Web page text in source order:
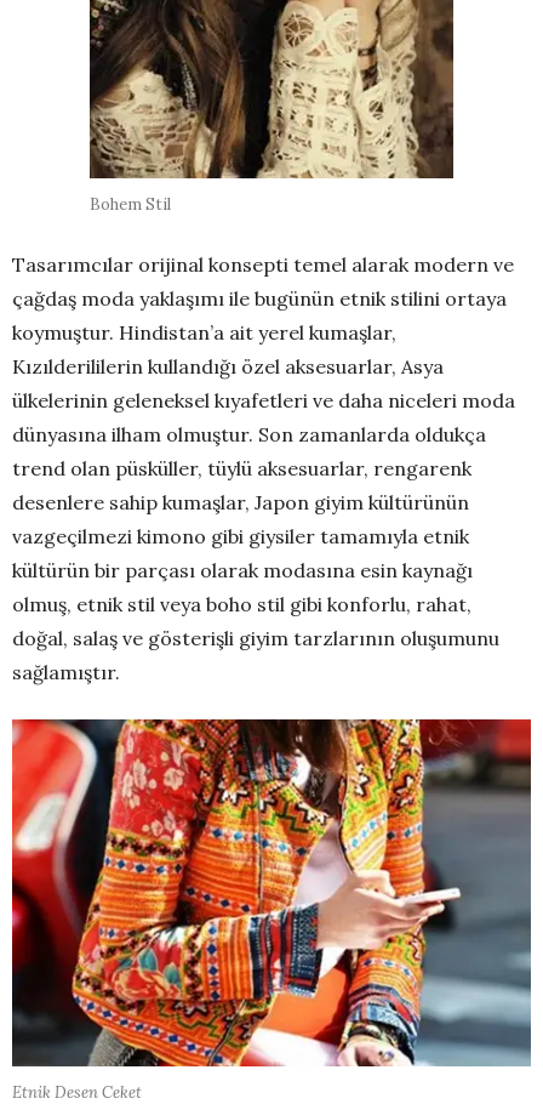
Bohem Stil
Tasarımcılar orijinal konsepti temel alarak modern ve
çağdaş moda yaklaşımı ile bugünün etnik stilini ortaya
koymuştur. Hindistan’a ait yerel kumaşlar,
Kızılderililerin kullandığı özel aksesuarlar, Asya
ülkelerinin geleneksel kıyafetleri ve daha niceleri moda
dünyasına ilham olmuştur. Son zamanlarda oldukça
trend olan püsküller, tüylü aksesuarlar, rengarenk
desenlere sahip kumaşlar, Japon giyim kültürünün
vazgeçilmezi kimono gibi giysiler tamamıyla etnik
kültürün bir parçası olarak modasına esin kaynağı
olmuş, etnik stil veya boho stil gibi konforlu, rahat,
doğal, salaş ve gösterişli giyim tarzlarının oluşumunu
sağlamıştır.
Etnik Desen Ceket